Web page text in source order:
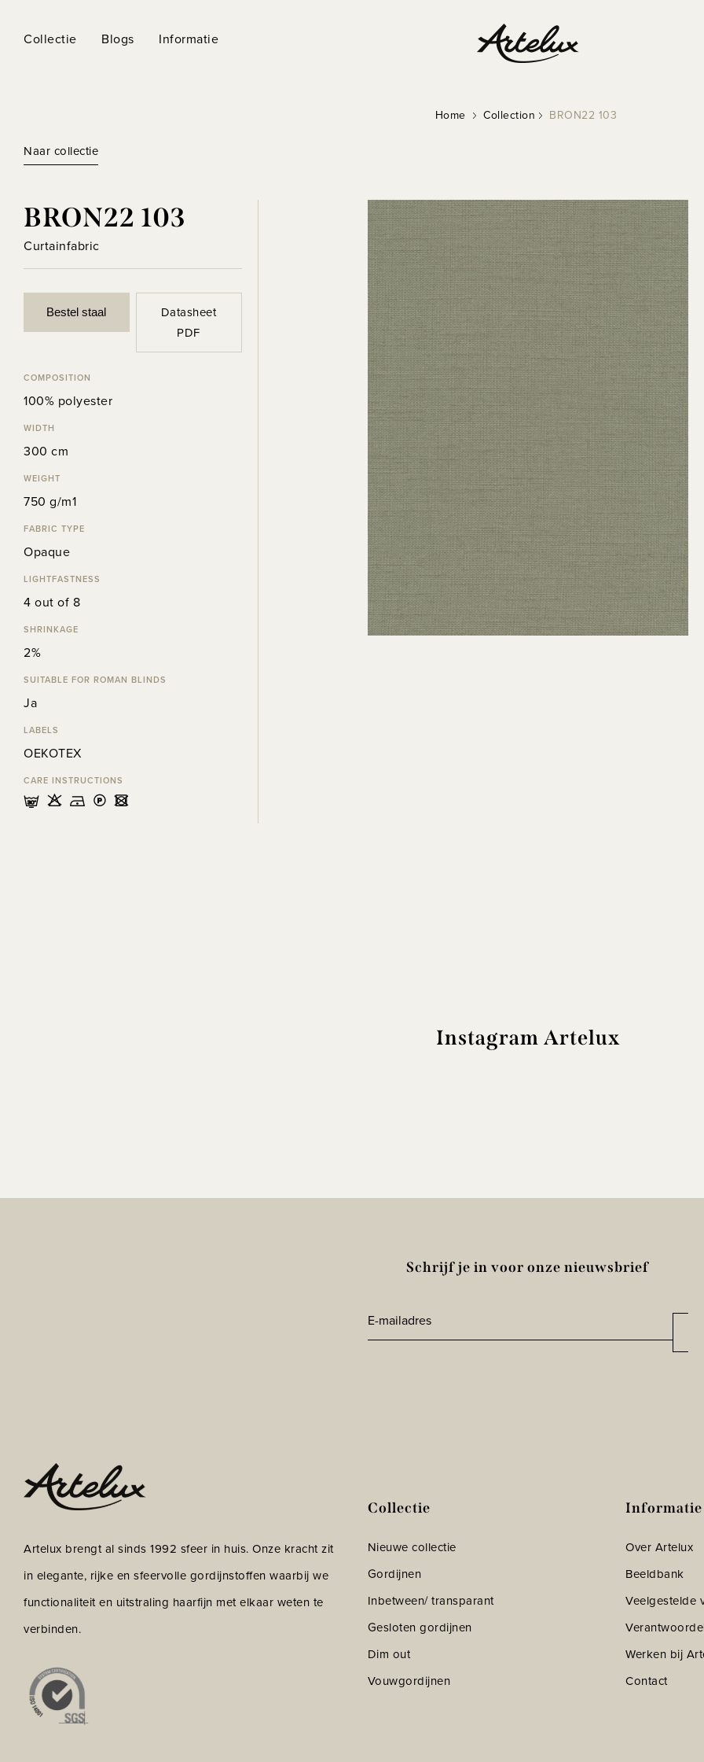
Collectie Blogs Informatie
Home Collection BRON22 103
Naar collectie
BRON22 103
Curtainfabric
Bestel staal
Datasheet
PDF
COMPOSITION
100% polyester
WIDTH
300 cm
WEIGHT
750 g/m1
FABRIC TYPE
Opaque
LIGHTFASTNESS
4 out of 8
SHRINKAGE
2%
SUITABLE FOR ROMAN BLINDS
Ja
LABELS
OEKOTEX
CARE INSTRUCTIONS
mHDLU
Instagram Artelux
Schrijf je in voor onze nieuwsbrief
E-
mailadres*
Artelux brengt al sinds 1992 sfeer in huis. Onze kracht zit
in elegante, rijke en sfeervolle gordijnstoffen waarbij we
functionaliteit en uitstraling haarfijn met elkaar weten te
verbinden.
Collectie
Nieuwe collectie
Gordijnen
Inbetween/ transparant
Gesloten gordijnen
Dim out
Vouwgordijnen
Informatie
Over Artelux
Beeldbank
Veelgestelde
Werken bij
Contact